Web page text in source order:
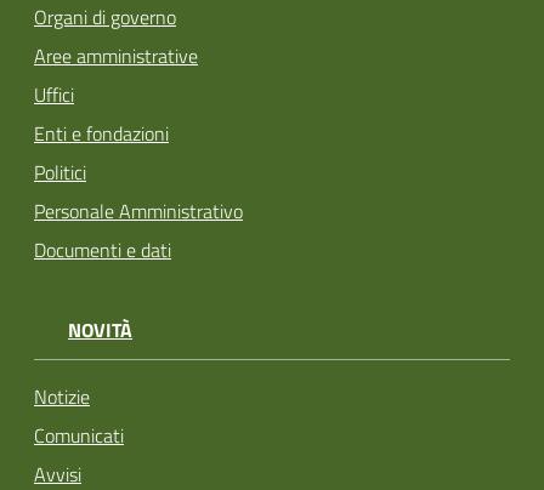
Organi di governo
Aree amministrative
Uffici
Enti e fondazioni
Politici
Personale Amministrativo
Documenti e dati
NOVITÀ
Notizie
Comunicati
Avvisi